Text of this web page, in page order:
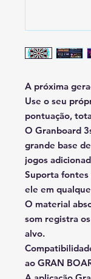
A próxima
Use o seu
pontuação,
O Granboard
grande base
jogos
Suporta fontes
ele em
O material
som registra
alvo.
ao GRAN